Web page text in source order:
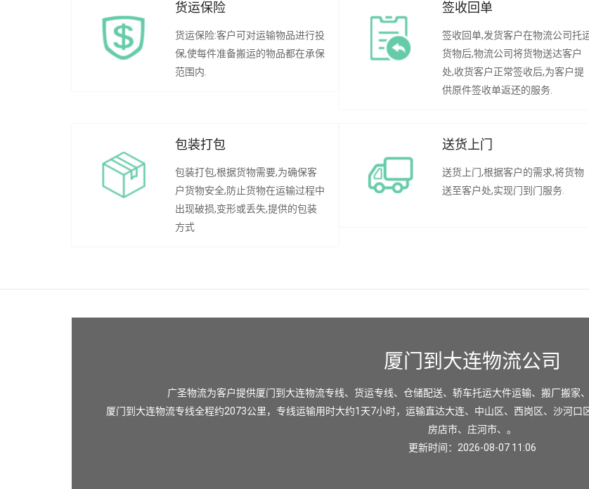
货运保险
货运保险:客户可对运输物品进行投
保,使每件准备搬运的物品都在承保
范围内.
签收回单
签收回单,发货客户在物流公司托
货物后,物流公司将货物送达客户
处,收货客户正常签收后,为客户提
供原件签收单返还的服务.
包装打包
包装打包,根据货物需要,为确保客
户货物安全,防止货物在运输过程中
出现破损,变形或丢失,提供的包装
方式
送货上门
送货上门,根据客户的需求,将货物
送至客户处,实现门到门服务.
厦门到大连物流公司
广圣物流为客户提供厦门到大连物流专线、货运专线、仓储配送、轿车托运大件运输、搬厂搬家
厦门到大连物流专线全程约2073公里，专线运输用时大约1天7小时，运输直达大连、 中山区、 西岗区、 沙河口
房店市、 庄河市、。
更新时间：2026-08-07 11:06